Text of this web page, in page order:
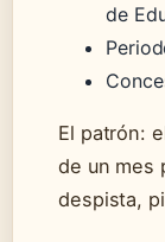
de
El patrón:
de un mes
despista,